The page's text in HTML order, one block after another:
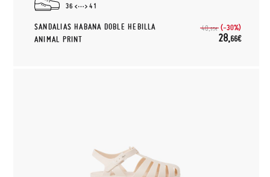
36 41
SANDALIAS HABANA DOBLE HEBILLA
ANIMAL PRINT
40,95€ (-30%)
28,66€